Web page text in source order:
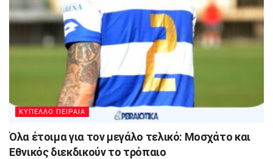
ΚΥΠΕΛΛΟ ΠΕΙΡΑΙΑ
Όλα έτοιμα για τον μεγάλο τελικό: Μοσχάτο και
Εθνικός διεκδικούν το τρόπαιο